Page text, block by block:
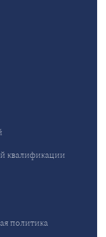
квалификации
политика